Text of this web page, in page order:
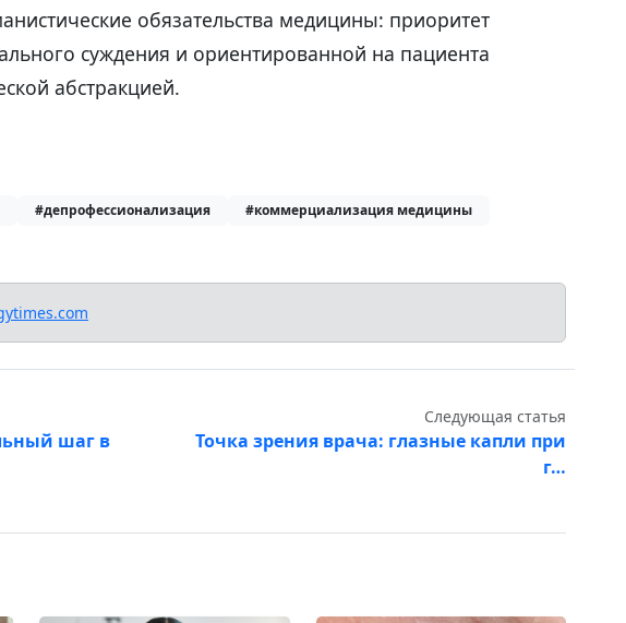
обязательства медицины: приоритет
суждения и ориентированной на пациента
абстракцией.
#депрофессионализация
#коммерциализация медицины
шаг в
Следующая статья
Точка зрения врача: глазные капли при
г…